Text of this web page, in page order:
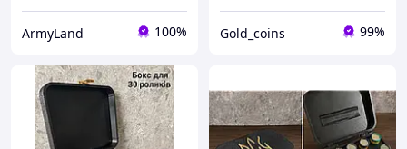
ArmyLand 100% Gold_coins 99%